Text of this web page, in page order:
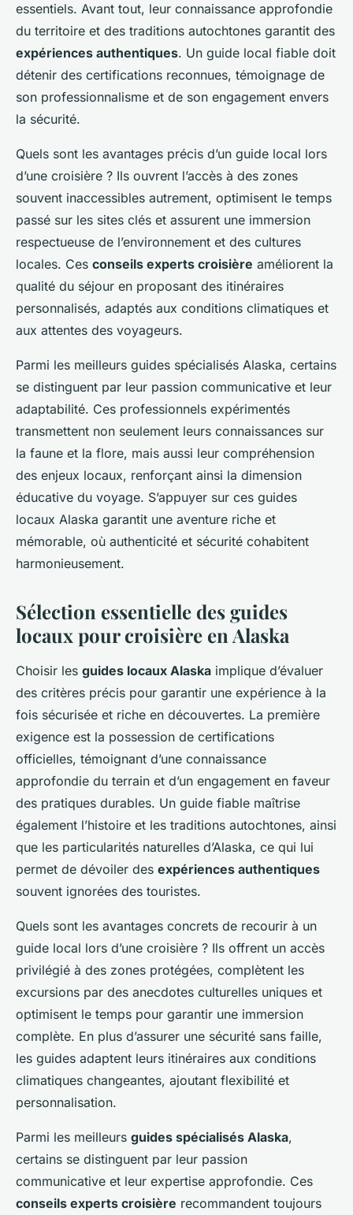
essentiels. Avant tout, leur connaissance approfondie
du territoire et des traditions autochtones garantit des
expériences authentiques. Un guide local fiable doit
détenir des certifications reconnues, témoignage de
son professionnalisme et de son engagement envers
la sécurité.
Quels sont les avantages précis d’un guide local lors
d’une croisière ? Ils ouvrent l’accès à des zones
souvent inaccessibles autrement, optimisent le temps
passé sur les sites clés et assurent une immersion
respectueuse de l’environnement et des cultures
locales. Ces conseils experts croisière améliorent la
qualité du séjour en proposant des itinéraires
personnalisés, adaptés aux conditions climatiques et
aux attentes des voyageurs.
Parmi les meilleurs guides spécialisés Alaska, certains
se distinguent par leur passion communicative et leur
adaptabilité. Ces professionnels expérimentés
transmettent non seulement leurs connaissances sur
la faune et la flore, mais aussi leur compréhension
des enjeux locaux, renforçant ainsi la dimension
éducative du voyage. S’appuyer sur ces guides
locaux Alaska garantit une aventure riche et
mémorable, où authenticité et sécurité cohabitent
harmonieusement.
Sélection essentielle des guides
locaux pour croisière en Alaska
Choisir les guides locaux Alaska implique d’évaluer
des critères précis pour garantir une expérience à la
fois sécurisée et riche en découvertes. La première
exigence est la possession de certifications
officielles, témoignant d’une connaissance
approfondie du terrain et d’un engagement en faveur
des pratiques durables. Un guide fiable maîtrise
également l’histoire et les traditions autochtones, ainsi
que les particularités naturelles d’Alaska, ce qui lui
permet de dévoiler des expériences authentiques
souvent ignorées des touristes.
Quels sont les avantages concrets de recourir à un
guide local lors d’une croisière ? Ils offrent un accès
privilégié à des zones protégées, complètent les
excursions par des anecdotes culturelles uniques et
optimisent le temps pour garantir une immersion
complète. En plus d’assurer une sécurité sans faille,
les guides adaptent leurs itinéraires aux conditions
climatiques changeantes, ajoutant flexibilité et
personnalisation.
Parmi les meilleurs guides spécialisés Alaska,
certains se distinguent par leur passion
communicative et leur expertise approfondie. Ces
conseils experts croisière recommandent toujours